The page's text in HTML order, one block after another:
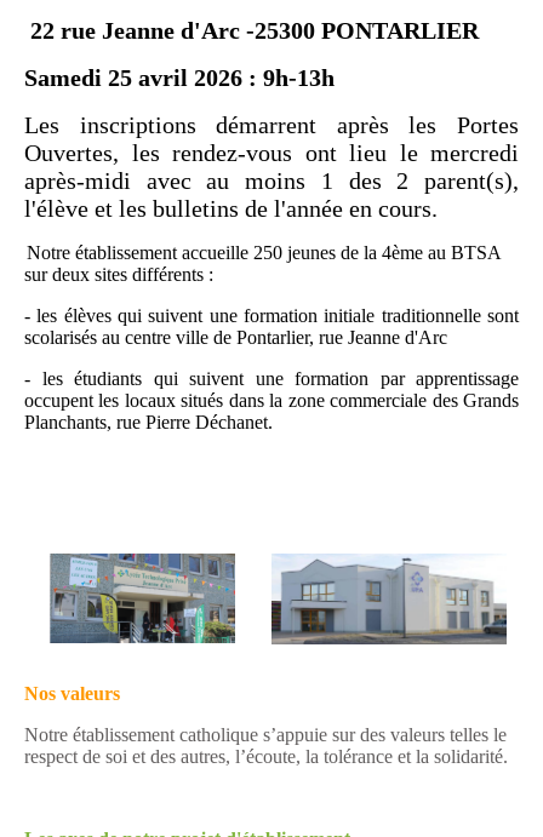
22 rue Jeanne d'Arc -25300 PONTARLIER
Samedi 25 avril 2026 : 9h-13h
Les inscriptions démarrent après les Portes
Ouvertes, les rendez-vous ont lieu le mercredi
après-midi avec au moins 1 des 2 parent(s),
l'élève et les bulletins de l'année en cours.
Notre établissement accueille 250 jeunes de la 4ème au BTSA
sur deux sites différents :
- les élèves qui suivent une formation initiale traditionnelle sont
scolarisés au centre ville de Pontarlier, rue Jeanne d'Arc
- les étudiants qui suivent une formation par apprentissage
occupent les locaux situés dans la zone commerciale des Grands
Planchants, rue Pierre Déchanet.
Nos valeurs
Notre établissement catholique s’appuie sur des valeurs telles le
respect de soi et des autres, l’écoute, la tolérance et la solidarité.